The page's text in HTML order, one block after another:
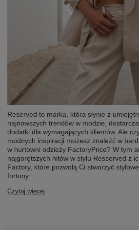
Reserved to marka, która słynie z
najnowszych trendów w modzie,
dodatki dla wymagających klientów. Ale
modnych inspiracji możesz znaleźć w
w hurtowni odzieży FactoryPrice? W tym
najgorętszych hitów w stylu Resserved z
Factory, które pozwolą Ci stworzyć
fortuny.
Czytaj więcej